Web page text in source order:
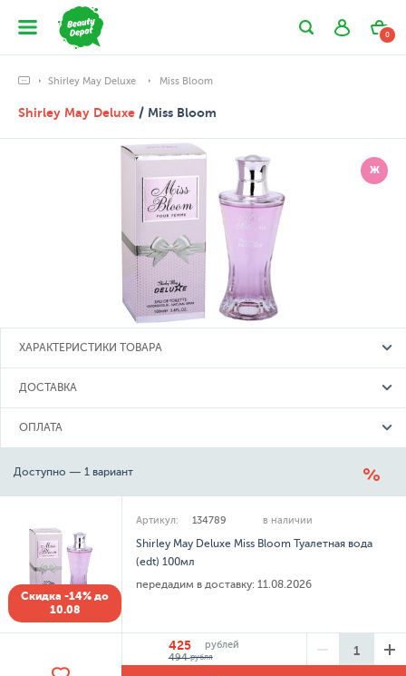
0
Shirley May Deluxe Miss Bloom
Shirley May Deluxe / Miss Bloom
Ж
ХАРАКТЕРИСТИКИ ТОВАРА
ДОСТАВКА
ОПЛАТА
Доступно — 1 вариант
Скидка -14% до
10.08
Артикул: 134789 в наличии
Shirley May Deluxe Miss Bloom Туалетная вода
(edt) 100мл
передадим в доставку: 11.08.2026
425
рублей
494рубля